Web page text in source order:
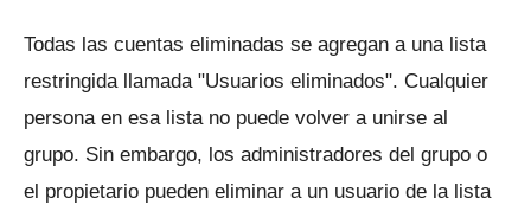
Todas las cuentas eliminadas se agregan a una lista
restringida llamada "Usuarios eliminados". Cualquier
persona en esa lista no puede volver a unirse al
grupo. Sin embargo, los administradores del grupo o
el propietario pueden eliminar a un usuario de la lista